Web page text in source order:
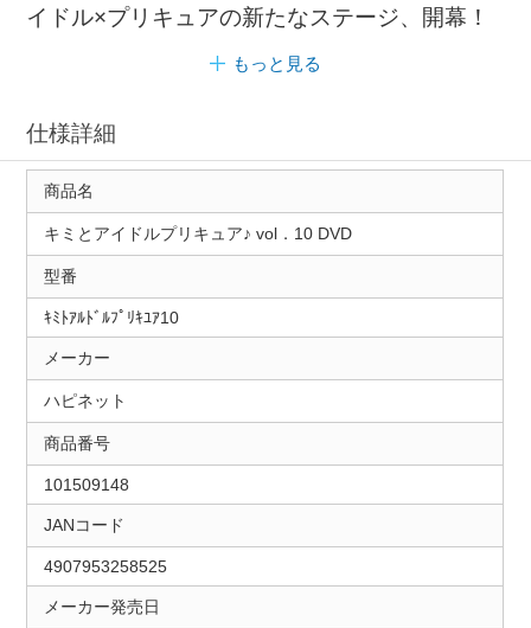
イドル×プリキュアの新たなステージ、開幕！
もっと見る
仕様詳細
商品名
キミとアイドルプリキュア♪ vol．10 DVD
型番
ｷﾐﾄｱﾙﾄﾞﾙﾌﾟﾘｷﾕｱ10
メーカー
ハピネット
商品番号
101509148
JANコード
4907953258525
メーカー発売日